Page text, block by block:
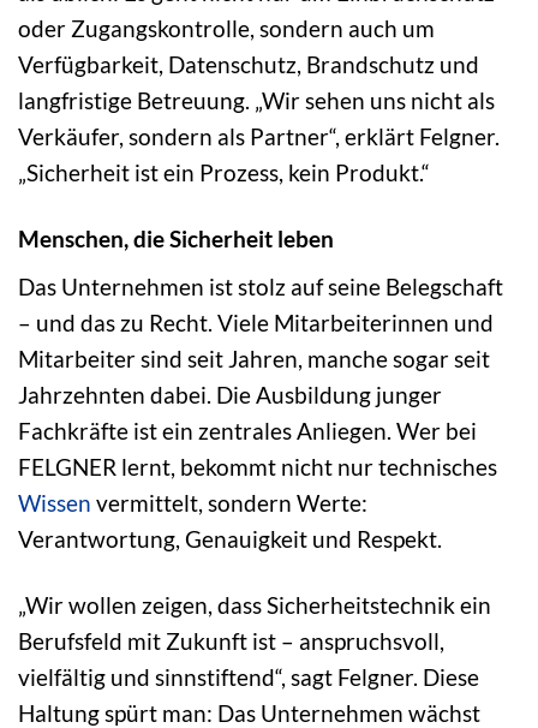
oder Zugangskontrolle, sondern auch um
Verfügbarkeit, Datenschutz, Brandschutz und
langfristige Betreuung. „Wir sehen uns nicht als
Verkäufer, sondern als Partner“, erklärt Felgner.
„Sicherheit ist ein Prozess, kein Produkt.“
Menschen, die Sicherheit leben
Das Unternehmen ist stolz auf seine Belegschaft
– und das zu Recht. Viele Mitarbeiterinnen und
Mitarbeiter sind seit Jahren, manche sogar seit
Jahrzehnten dabei. Die Ausbildung junger
Fachkräfte ist ein zentrales Anliegen. Wer bei
FELGNER lernt, bekommt nicht nur technisches
Wissen vermittelt, sondern Werte:
Verantwortung, Genauigkeit und Respekt.
„Wir wollen zeigen, dass Sicherheitstechnik ein
Berufsfeld mit Zukunft ist – anspruchsvoll,
vielfältig und sinnstiftend“, sagt Felgner. Diese
Haltung spürt man: Das Unternehmen wächst